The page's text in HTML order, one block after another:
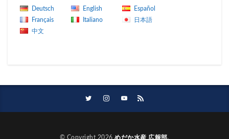
Deutsch English
Español
Français
Italiano
日本語
中文
© Copyright 2026めだか水産 広報部.